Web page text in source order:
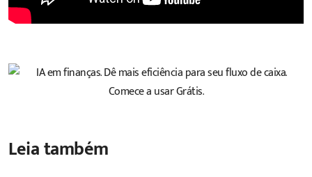
Leia também